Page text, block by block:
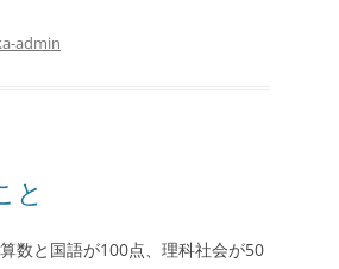
admin
と
数と国語が100点、理科社会が50